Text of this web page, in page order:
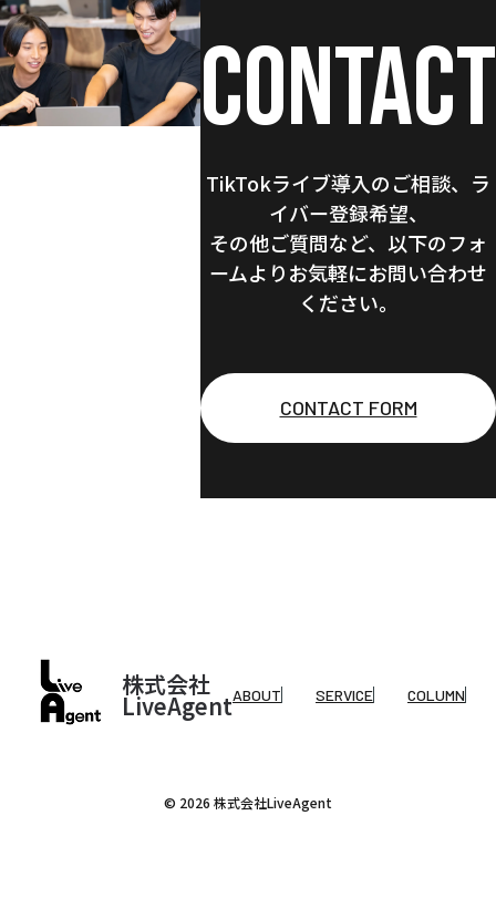
CONTACT
TikTokライブ導入のご相談、 ラ
イバー登録希望、
その他ご質問など、 以下のフォ
ームよりお気軽にお問い合わせ
ください。
CONTACT FORM
株式会社
LiveAgentABOUT SERVICE COLUMN
© 2026 株式会社LiveAgent